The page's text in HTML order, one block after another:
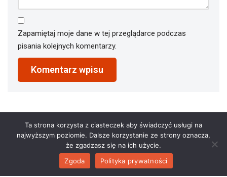
Zapamiętaj moje dane w tej przeglądarce podczas
pisania kolejnych komentarzy.
2023 © restauracjaathena.pl. All Rights Reserved.
Ta strona korzysta z ciasteczek aby świadczyć usługi na
najwyższym poziomie. Dalsze korzystanie ze strony oznacza,
że zgadzasz się na ich użycie.
Zgoda
Polityka prywatności